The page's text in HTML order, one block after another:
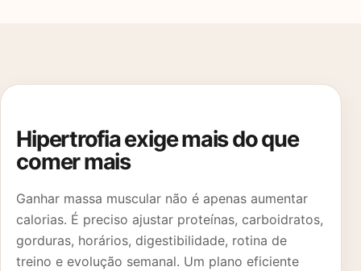
Hipertrofia exige mais do que
comer mais
Ganhar massa muscular não é apenas aumentar
calorias. É preciso ajustar proteínas, carboidratos,
gorduras, horários, digestibilidade, rotina de
treino e evolução semanal. Um plano eficiente